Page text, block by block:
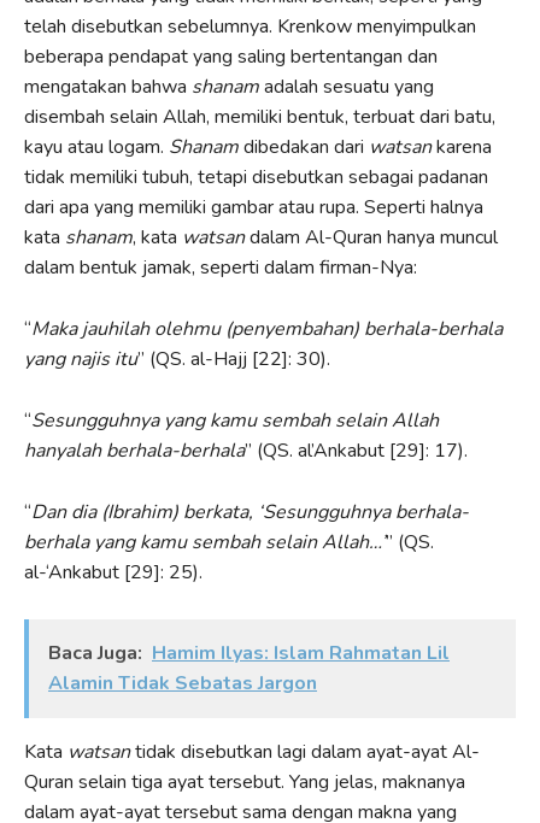
telah disebutkan sebelumnya. Krenkow menyimpulkan
beberapa pendapat yang saling bertentangan dan
mengatakan bahwa shanamadalah sesuatu yang
disembah selain Allah, memiliki bentuk, terbuat dari batu,
kayu atau logam. Shanamdibedakan dari watsankarena
tidak memiliki tubuh, tetapi disebutkan sebagai padanan
dari apa yang memiliki gambar atau rupa. Seperti halnya
kata shanam, kata watsandalam Al-Quran hanya muncul
dalam bentuk jamak, seperti dalam firman-Nya:
“Maka jauhilah olehmu (penyembahan) berhala-berhala
yang najis itu” (QS. al-Hajj [22]: 30).
“Sesungguhnya yang kamu sembah selain Allah
hanyalah berhala-berhala” (QS. al’Ankabut [29]: 17).
“Dan dia (Ibrahim) berkata, ‘Sesungguhnya berhala-
berhala yang kamu sembah selain Allah…’” (QS.
al-‘Ankabut [29]: 25).
Baca Juga: Hamim Ilyas: Islam Rahmatan Lil
Alamin Tidak Sebatas Jargon
Kata watsantidak disebutkan lagi dalam ayat-ayat Al-
Quran selain tiga ayat tersebut. Yang jelas, maknanya
dalam ayat-ayat tersebut sama dengan makna yang